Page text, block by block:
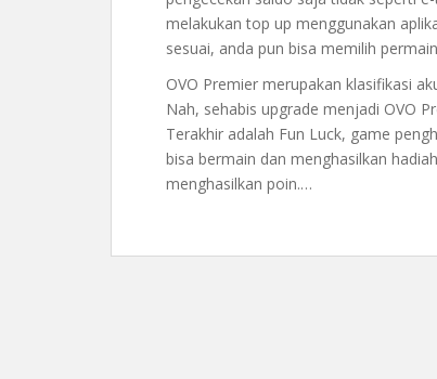
melakukan top up menggunakan
sesuai, anda pun bisa memilih
OVO Premier merupakan klasifikasi
Nah, sehabis upgrade menjadi OVO
Terakhir adalah Fun Luck, game
bisa bermain dan menghasilkan
menghasilkan poin.…